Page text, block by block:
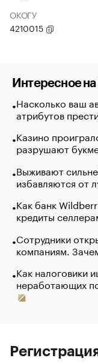
ОКОГУ
4210015
Интересное
Насколько ваш
атрибутов
Казино
разрушают
Выживают
избавляются от
Как банк
кредиты
Сотрудники
компаниям.
Как налоговики
неработающих